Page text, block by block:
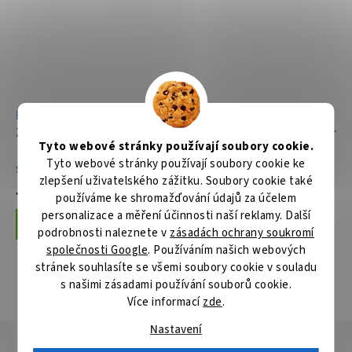
Tyto webové stránky používají soubory cookie.
Tyto webové stránky používají soubory cookie ke
zlepšení uživatelského zážitku. Soubory cookie také
používáme ke shromažďování údajů za účelem
personalizace a měření účinnosti naší reklamy. Další
podrobnosti naleznete v zásadách ochrany soukromí
společnosti Google. Používáním našich webových
stránek souhlasíte se všemi soubory cookie v souladu
s našimi zásadami používání souborů cookie.
Více informacízde.
Nastavení
Ruční kotoučová pila
235mm,2000W
Skladem
7 412 Kč
Do košíku
Aku okružní pila 235 mm
Li-ion XGT 40V/5,0 Ah,kufr
Skladem
23 209 Kč
Do košíku
ZOBRAZIT VŠECHNY SOUVISEJÍCÍ PRODUKTY
Diskuze